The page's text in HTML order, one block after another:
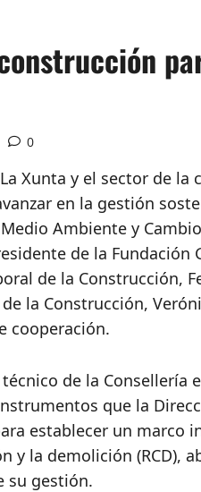
0
Xunta y el sector de la
en la gestión
Ambiente y
de la Fundación
de la Construcción,
la Construcción,
cooperación.
de la Consellería
que la
establecer un marco
y la demolición (RCD),
su gestión.